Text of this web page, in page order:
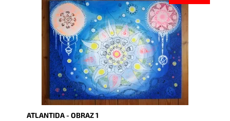
Dostupnost:
Vyprodáno
2612
ATLANTIDA - OBRAZ 1